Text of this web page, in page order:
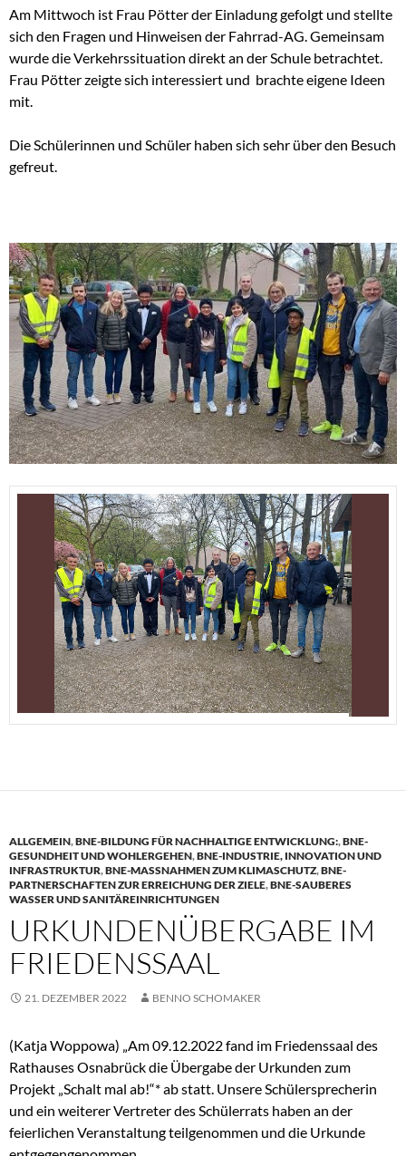
Am Mittwoch ist Frau Pötter der Einladung gefolgt und stellte
sich den Fragen und Hinweisen der Fahrrad-AG. Gemeinsam
wurde die Verkehrssituation direkt an der Schule betrachtet.
Frau Pötter zeigte sich interessiert und brachte eigene Ideen
mit.
Die Schülerinnen und Schüler haben sich sehr über den Besuch
gefreut.
ALLGEMEIN,BNE-BILDUNG FÜR NACHHALTIGE ENTWICKLUNG:,BNE-
GESUNDHEIT UND WOHLERGEHEN,BNE-INDUSTRIE, INNOVATION UND
INFRASTRUKTUR,BNE-MASSNAHMEN ZUM KLIMASCHUTZ ,BNE-
PARTNERSCHAFTEN ZUR ERREICHUNG DER ZIELE,BNE-SAUBERES
WASSER UND SANITÄREINRICHTUNGEN
URKUNDENÜBERGABE IM
FRIEDENSSAAL
21. DEZEMBER 2022 BENNO SCHOMAKER
(Katja Woppowa) „Am 09.12.2022 fand im Friedenssaal des
Rathauses Osnabrück die Übergabe der Urkunden zum
Projekt „Schalt mal ab!“* ab statt. Unsere Schülersprecherin
und ein weiterer Vertreter des Schülerrats haben an der
feierlichen Veranstaltung teilgenommen und die Urkunde